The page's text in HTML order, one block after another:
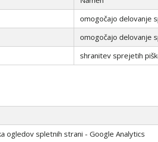
omogočajo delovanje
omogočajo delovanje
shranitev sprejetih
ogledov spletnih strani - Google Analytics